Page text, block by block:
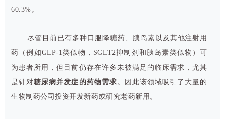
60.3%。
尽管目前已有多种口服降糖药、胰岛素以及其他注射用
药（例如GLP-1类似物，SGLT2抑制剂和胰岛素类似物）可
为患者所用，但目前仍存在许多未被满足的临床需求，尤其
是针对糖尿病并发症的药物需求。因此该领域吸引了大量的
生物制药公司投资开发新药或研究老药新用。